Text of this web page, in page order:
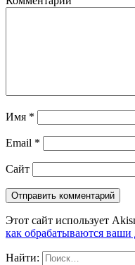
Имя *
Email *
Сайт
Этот сайт использует
как обрабатываются
Найти: